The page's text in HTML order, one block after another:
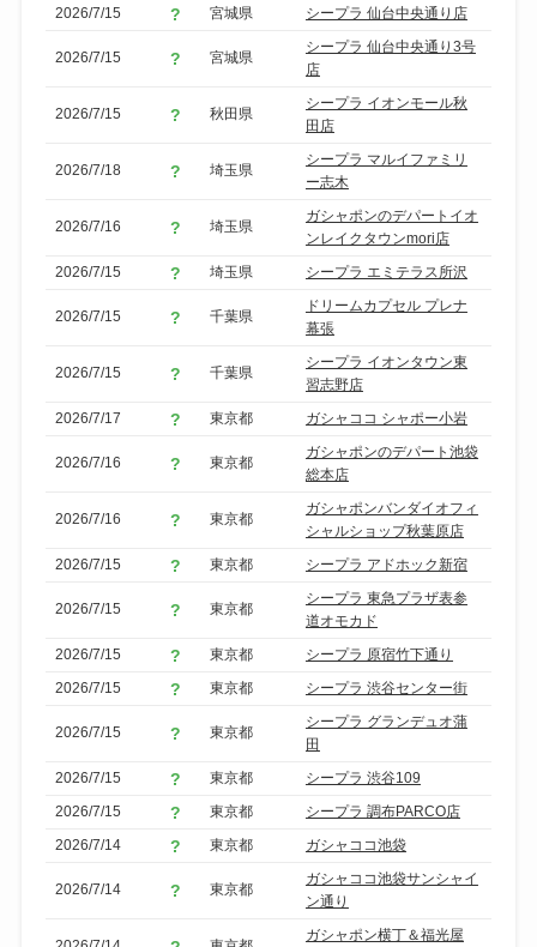
2026/7/15
宮城県 シープラ 仙台中央通り店
2026/7/15 宮城県
シープラ 仙台中央通り3号
店
2026/7/15 秋田県
シープラ イオンモール秋
田店
2026/7/18 埼玉県
シープラ マルイファミリ
ー志木
2026/7/16 埼玉県
ガシャポンのデパートイオ
ンレイクタウンmori店
2026/7/15
埼玉県 シープラ エミテラス所沢
2026/7/15 千葉県
ドリームカプセル プレナ
幕張
2026/7/15 千葉県
シープラ イオンタウン東
習志野店
2026/7/17
東京都 ガシャココ シャポー小岩
2026/7/16 東京都
ガシャポンのデパート池袋
総本店
2026/7/16 東京都
ガシャポンバンダイオフィ
シャルショップ秋葉原店
2026/7/15
東京都 シープラ アドホック新宿
2026/7/15 東京都
シープラ 東急プラザ表参
道オモカド
2026/7/15
東京都
シープラ 原宿竹下通り
2026/7/15
東京都 シープラ 渋谷センター街
2026/7/15 東京都
シープラ グランデュオ蒲
田
2026/7/15
東京都
シープラ 渋谷109
2026/7/15
東京都
シープラ 調布PARCO店
2026/7/14
東京都 ガシャココ池袋
2026/7/14 東京都
ガシャココ池袋サンシャイ
ン通り
ガシャポン横丁＆福光屋